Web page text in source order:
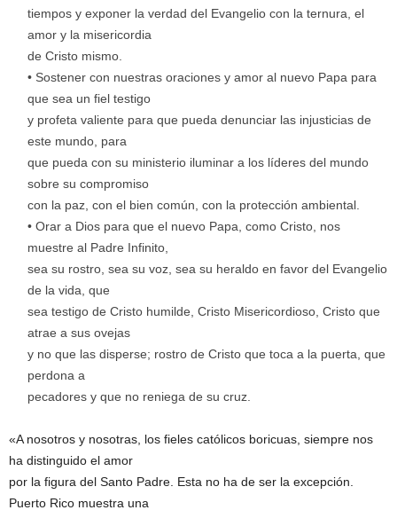
tiempos y exponer la verdad del Evangelio con la ternura, el
amor y la misericordia
de Cristo mismo.
• Sostener con nuestras oraciones y amor al nuevo Papa para
que sea un fiel testigo
y profeta valiente para que pueda denunciar las injusticias de
este mundo, para
que pueda con su ministerio iluminar a los líderes del mundo
sobre su compromiso
con la paz, con el bien común, con la protección ambiental.
• Orar a Dios para que el nuevo Papa, como Cristo, nos
muestre al Padre Infinito,
sea su rostro, sea su voz, sea su heraldo en favor del Evangelio
de la vida, que
sea testigo de Cristo humilde, Cristo Misericordioso, Cristo que
atrae a sus ovejas
y no que las disperse; rostro de Cristo que toca a la puerta, que
perdona a
pecadores y que no reniega de su cruz.
«A nosotros y nosotras, los fieles católicos boricuas, siempre nos
ha distinguido el amor
por la figura del Santo Padre. Esta no ha de ser la excepción.
Puerto Rico muestra una